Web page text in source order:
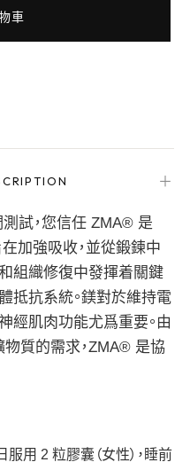
車
＋
試，您信任 ZMA® 是
加強吸收，並從鍛鍊中
組織修復中發揮着關鍵
抵抗系統。鎂對於維持電
經肌肉功能尤爲重要。由
質的需求，ZMA® 是協
用 2 粒膠囊（女性），睡前